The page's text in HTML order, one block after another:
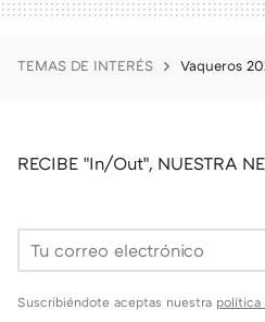
TEMAS DE INTERÉS Vaqueros
RECIBE "In/Out", NUESTRA
Suscribiéndote aceptas nuestra política